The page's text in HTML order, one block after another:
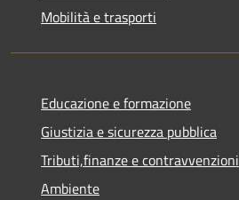
Mobilità e trasporti
Educazione e formazione
Giustizia e sicurezza pubblica
Tributi,finanze e contravvenzioni
Ambiente